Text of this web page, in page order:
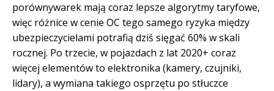
porównywarek mają coraz lepsze algorytmy taryfowe,
więc różnice w cenie OC tego samego ryzyka między
ubezpieczycielami potrafią dziś sięgać 60% w skali
rocznej. Po trzecie, w pojazdach z lat 2020+ coraz
więcej elementów to elektronika (kamery, czujniki,
lidary), a wymiana takiego osprzętu po stłuczce